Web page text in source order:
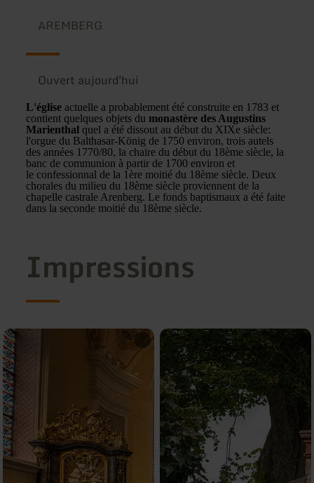
AREMBERG
Ouvert aujourd'hui
L'église actuelle a probablement été construite en 1783 et
contient quelques objets du monastère des Augustins
Marienthalquel a été dissout au début du XIXe siècle:
l'orgue du Balthasar-König de 1750 environ, trois autels
des années 1770/80, la chaire du début du 18ème siècle, la
banc de communion à partir de 1700 environ et
le confessionnal de la 1ère moitié du 18ème siècle. Deux
chorales du milieu du 18ème siècle proviennent de la
chapelle castrale Arenberg. Le fonds baptismaux a été faite
dans la seconde moitié du 18ème siècle.
Impressions